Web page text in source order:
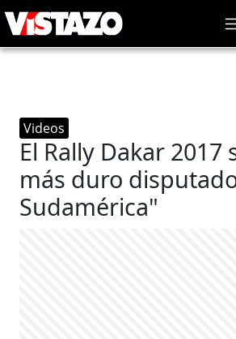
Videos
El Rally Dakar 2017
más duro
Sudamérica"